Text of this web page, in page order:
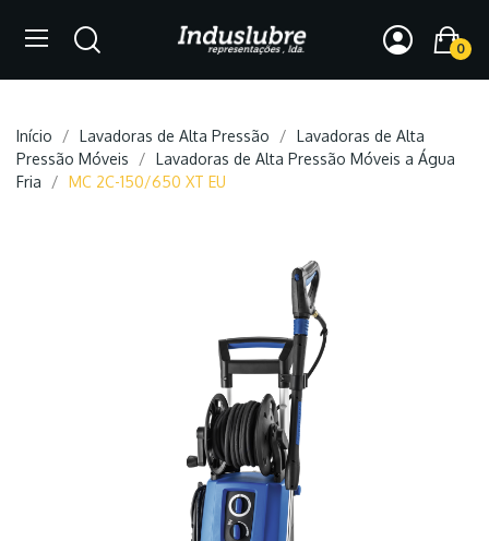
0
Início Lavadoras de Alta Pressão
Lavadoras de Alta
Pressão Móveis
Lavadoras de Alta Pressão Móveis a Água
Fria
MC 2C-150/650 XT EU